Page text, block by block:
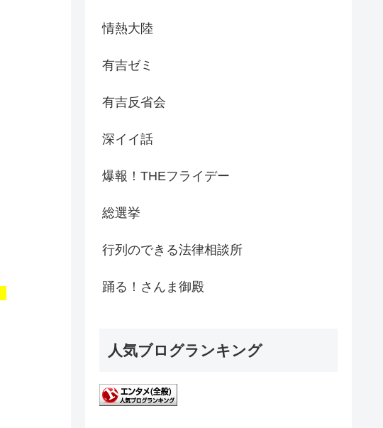
情熱大陸
有吉ゼミ
有吉反省会
深イイ話
爆報！THEフライデー
総選挙
行列のできる法律相談所
踊る！さんま御殿
人気ブログランキング